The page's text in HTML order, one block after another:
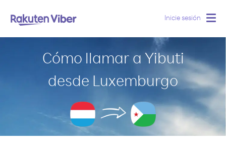
Inicie sesión
Cómo llamar a Yibuti
desde Luxemburgo